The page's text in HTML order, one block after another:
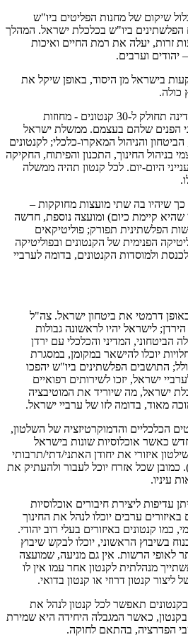
שיקום של מחנות הפליטים ביו"ש
הפלשתינים ביו"ש בכלכלת ישראל. המהלך
זרות, יעלה את רמת החיים ואיכות
וערבים.
בישראל מן היסוד, באופן שיקל את
כולה.
במסגרת תכנית הפדרציה, המדינה תחולק ל-30 קנטונים - מחוזות
הפנים שלהם בעצמם. ממשלת ישראל
והניהול המאקרו-כלכלי; לקנטונים
החינוך, התכנון והפיתוח, החקיקה
היום-יום. לכל קנטון תהיה ממשלה
שיהיו בה שתי מועצות מחוקקות –
קיימת כיום) ומועצה נוספת, חדשה
הפלשתינית תפורק; פוליטיקאים
הפנימית של הקנטונים ובפוליטיקה
ולמוסדות הקנטונים, בדומה לערביי
דרמטי את ביטחון ישראל. צה"ל
לישראל יהיו לראשונה גבולות
הביטחוני, המדיני והכלכלי עם ירדן
יוכלו להישאר במקומן, במסגרת
התושבים הפלשתינים ביו"ש יהפכו
ישראל, יזכו לשירותים רפואיים
ישראל, מה שיוריד את המוטיבציה
מאוד, בדומה לזו של ערביי ישראל.
הכלכליים והדמוקרטיזציה של השלטון,
כאשר אוכלוסיות שונות בישראל
איזורי את יחודן האתני/דתי/תרבותי
שכל אזרח יוכל לעבור ולהעתיק את
עיניו.
עדיפות ליצירת חיבורים אוכלוסיות
ערבים יוכלו לנהל את החינוך
כמו קנטונים באיזורים בעלי רוב יהודי.
בשיבוץ הראשוני, יוכלו לבקש שיבוץ
לאופי הרשות. אין גם מניעה, שמועצה
מנהלתית לקנטון אחר עמו אין לו
קנטון דרוזי או קנטון בדואי.
תאפשר לכל קנטון לנהל את
כאשר המגבלה היחידה היא שמירת
הפדרציה, בהתאם לחוקה.